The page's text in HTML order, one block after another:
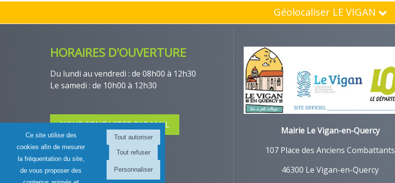
Géolocaliser LE VIGAN
HORAIRES D'OUVERTURE
Du lundi au vendredi : de 08h00 à 12h30
Le samedi : de 10h00 à 12h30
NOUS CONTACTER PAR MAIL
Mairie Le Vigan-en-Quercy
107 Place des Anciens Combattants
46300 Le Vigan-en-Quercy
Ce site utilise des
cookies afin de mesurer
la fréquentation du site,
de vous proposer des
Personnaliser